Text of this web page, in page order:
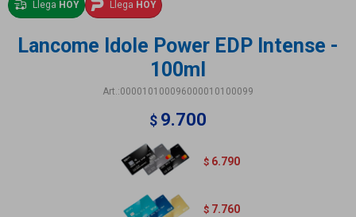
Llega HOY Llega HOY
Lancome Idole Power EDP Intense -
100ml
000010100096000010100099
$ 9.700
$ 6.790
$ 7.760